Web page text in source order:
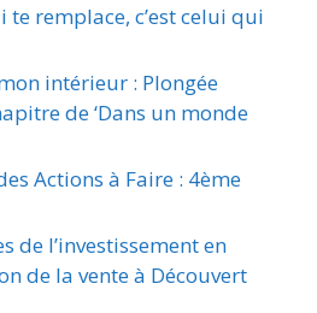
te remplace, c’est celui qui
intérieur : Plongée
de ‘Dans un monde
Actions à Faire : 4ème
de l’investissement en
de la vente à Découvert